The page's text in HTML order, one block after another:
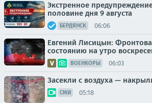
Экстренное
половине дня 9 августа
БЕРДЯНСК 06:06
Евгений Лисицын:
состоянию на утро
ВОЕНКОРЫ 06:03
Засекли с воздуха —
СМИ 05:18